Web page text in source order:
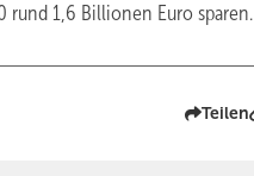
rund 1,6 Billionen Euro sparen.
Teilen